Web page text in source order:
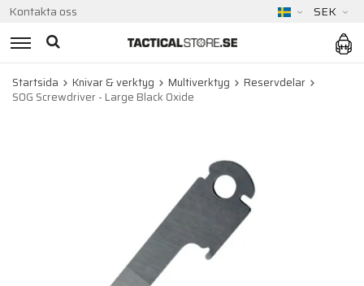
Kontakta oss SEK
Startsida Knivar & verktyg Multiverktyg
Reservdelar
SOG Screwdriver - Large Black Oxide